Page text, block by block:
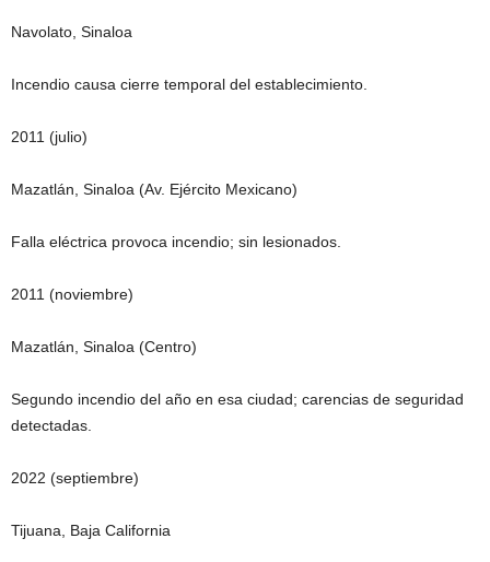
Navolato, Sinaloa
Incendio causa cierre temporal del establecimiento.
2011 (julio)
Mazatlán, Sinaloa (Av. Ejército Mexicano)
Falla eléctrica provoca incendio; sin lesionados.
2011 (noviembre)
Mazatlán, Sinaloa (Centro)
Segundo incendio del año en esa ciudad; carencias de seguridad
detectadas.
2022 (septiembre)
Tijuana, Baja California